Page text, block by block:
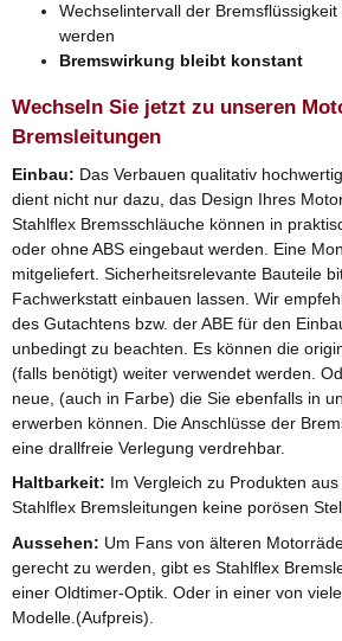
Wechselintervall der
werden
Bremswirkung bleibt konstant
Wechseln Sie jetzt zu unseren
Bremsleitungen
Einbau: Das Verbauen qualitativ
dient nicht nur dazu, das Design Ihres
Stahlflex Bremsschläuche können in
oder ohne ABS eingebaut werden. Eine
mitgeliefert. Sicherheitsrelevante Bauteile
Fachwerkstatt einbauen lassen. Wir
des Gutachtens bzw. der ABE für den
unbedingt zu beachten. Es können die
(falls benötigt) weiter verwendet werden.
neue, (auch in Farbe) die Sie ebenfalls in
erwerben können. Die Anschlüsse der
eine drallfreie Verlegung verdrehbar.
Haltbarkeit: Im Vergleich zu Produkten
Stahlflex Bremsleitungen keine porösen
Aussehen: Um Fans von älteren
gerecht zu werden, gibt es Stahlflex
einer Oldtimer-Optik. Oder in einer von
Modelle.(Aufpreis).